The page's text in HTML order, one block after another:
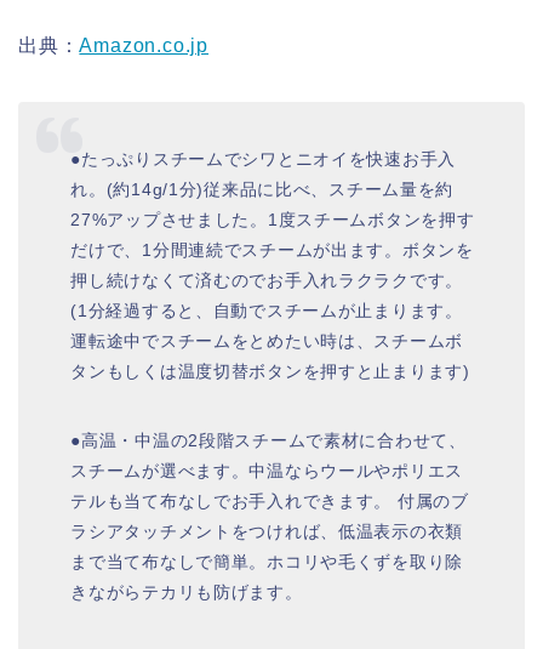
出典：Amazon.co.jp
●たっぷりスチームでシワとニオイを快速お手入
れ。(約14g/1分)従来品に比べ、スチーム量を約
27%アップさせました。1度スチームボタンを押す
だけで、1分間連続でスチームが出ます。ボタンを
押し続けなくて済むのでお手入れラクラクです。
(1分経過すると、自動でスチームが止まります。
運転途中でスチームをとめたい時は、スチームボ
タンもしくは温度切替ボタンを押すと止まります)
●高温・中温の2段階スチームで素材に合わせて、
スチームが選べます。中温ならウールやポリエス
テルも当て布なしでお手入れできます。 付属のブ
ラシアタッチメントをつければ、低温表示の衣類
まで当て布なしで簡単。ホコリや毛くずを取り除
きながらテカリも防げます。